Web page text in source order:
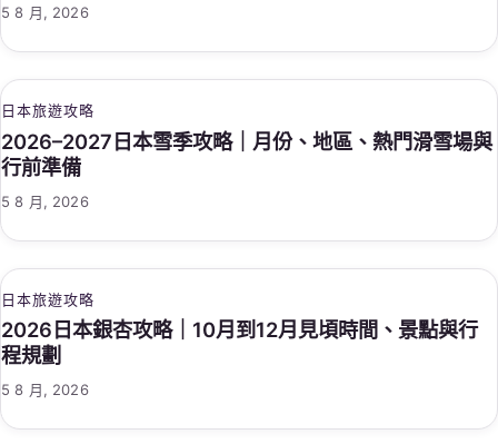
5 8 月, 2026
日本旅遊攻略
2026–2027日本雪季攻略｜月份、地區、熱門滑雪場與
行前準備
5 8 月, 2026
日本旅遊攻略
2026日本銀杏攻略｜10月到12月見頃時間、景點與行
程規劃
5 8 月, 2026